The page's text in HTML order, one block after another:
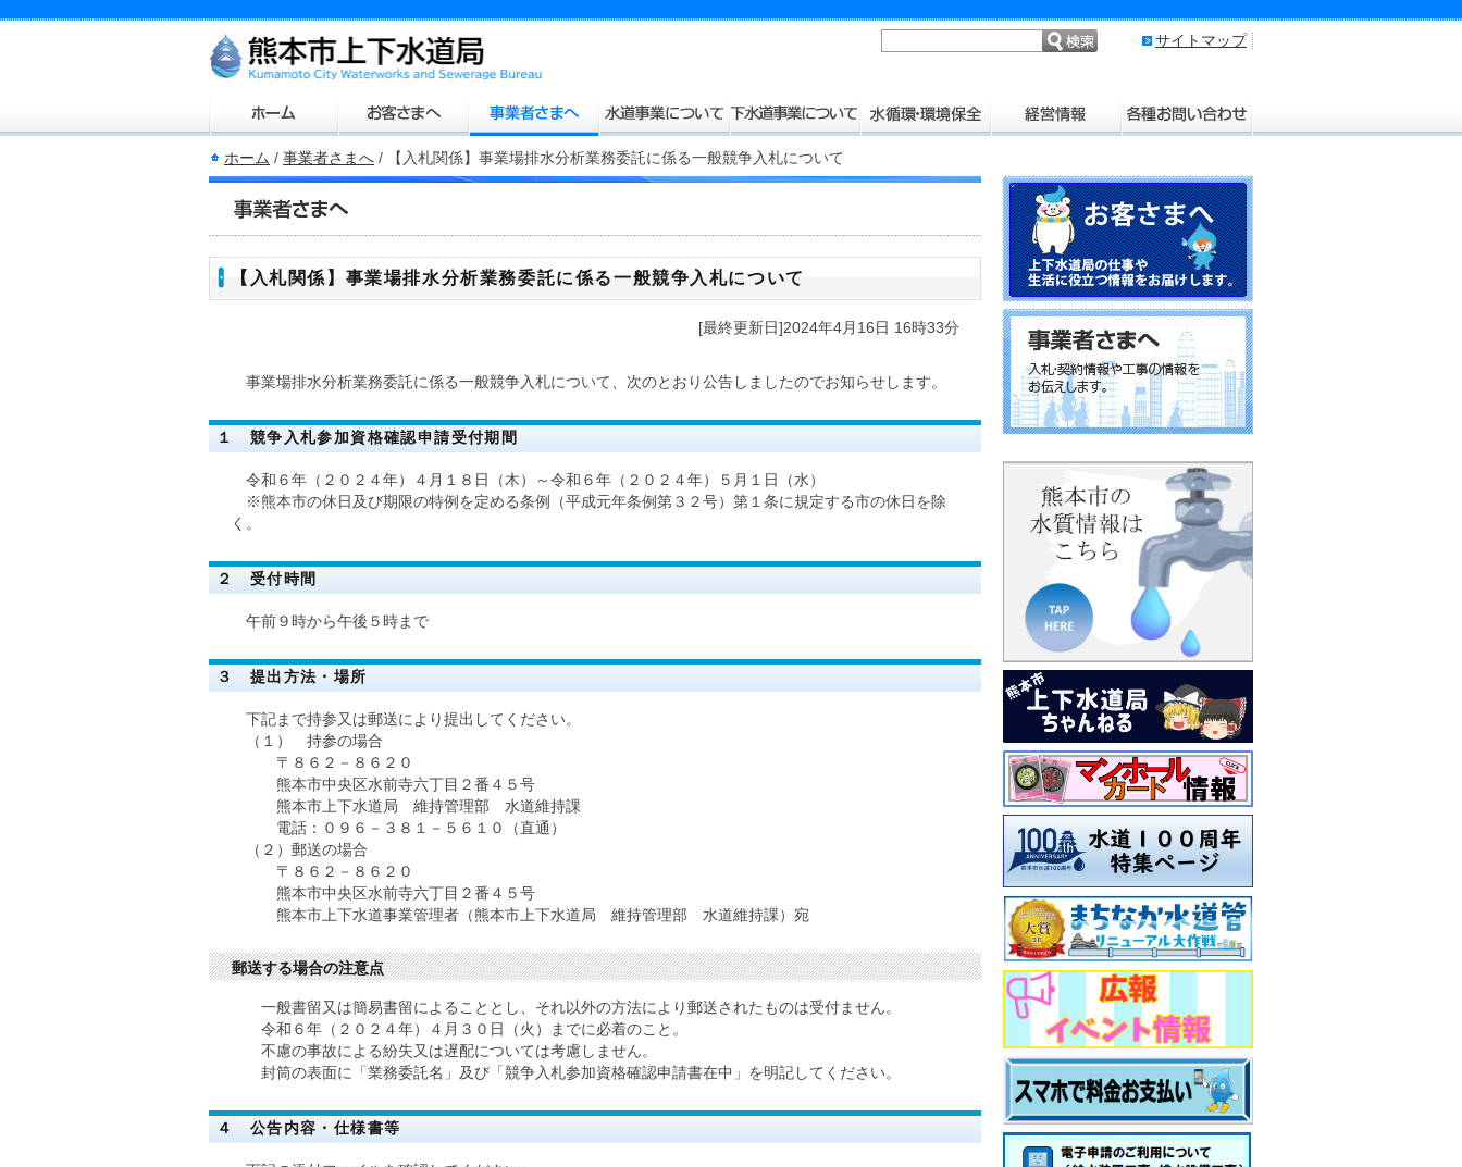
サイトマップ
ホーム / 事業者さまへ / 【入札関係】事業場排水分析業務委託に係る一般競争入札について
【入札関係】事業場排水分析業務委託に係る一般競争入札について
[最終更新日]2024年4月16日 16時33分
事業場排水分析業務委託に係る一般競争入札について、次のとおり公告しましたのでお知らせします。
１ 競争入札参加資格確認申請受付期間
令和６年（２０２４年）４月１８日（木）～令和６年（２０２４年）５月１日（水）
※熊本市の休日及び期限の特例を定める条例（平成元年条例第３２号）第１条に規定する市の休日を除
く。
２ 受付時間
午前９時から午後５時まで
３ 提出方法・場所
下記まで持参又は郵送により提出してください。
（１） 持参の場合
〒８６２－８６２０
熊本市中央区水前寺六丁目２番４５号
熊本市上下水道局 維持管理部 水道維持課
電話：０９６－３８１－５６１０（直通）
（２）郵送の場合
〒８６２－８６２０
熊本市中央区水前寺六丁目２番４５号
熊本市上下水道事業管理者（熊本市上下水道局 維持管理部 水道維持課）宛
郵送する場合の注意点
一般書留又は簡易書留によることとし、それ以外の方法により郵送されたものは受付ません。
令和６年（２０２４年）４月３０日（火）までに必着のこと。
不慮の事故による紛失又は遅配については考慮しません。
封筒の表面に「業務委託名」及び「競争入札参加資格確認申請書在中」を明記してください。
４ 公告内容・仕様書等